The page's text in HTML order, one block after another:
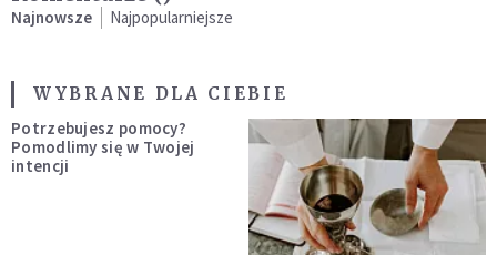
Najnowsze Najpopularniejsze
WYBRANE DLA CIEBIE
Potrzebujesz pomocy?
Pomodlimy się w Twojej
intencji